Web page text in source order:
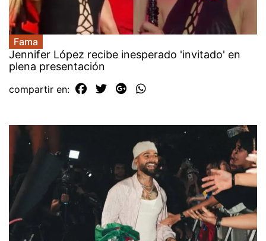
Fama
Jennifer López recibe inesperado 'invitado' en
plena presentación
compartir en: